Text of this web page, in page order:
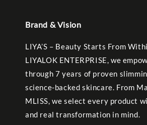
Brand & Vision
LIYA’S – Beauty Starts From
LIYALOK ENTERPRISE, we
through 7 years of proven
science-backed skincare. From
MLISS, we select every product
and real transformation in mind.